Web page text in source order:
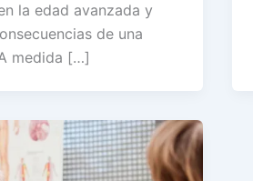
la edad avanzada y
de una
medida […]